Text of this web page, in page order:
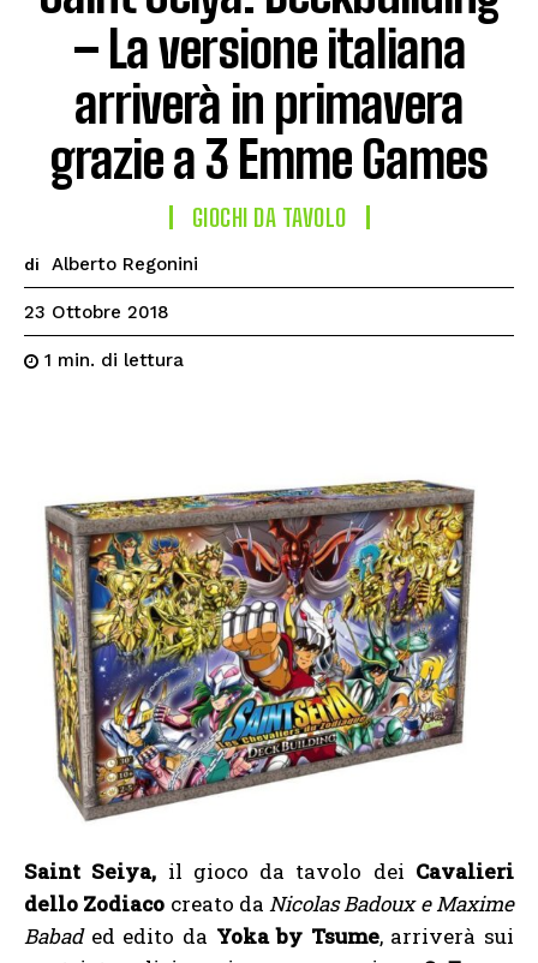
– La versione italiana
arriverà in primavera
grazie a 3 Emme Games
GIOCHI DA TAVOLO
di Alberto Regonini
23 Ottobre 2018
1 min. di lettura
Saint Seiya, il gioco da tavolo dei Cavalieri
dello Zodiaco creato daNicolas Badoux e Maxime
Babaded edito da Yoka by Tsume, arriverà sui